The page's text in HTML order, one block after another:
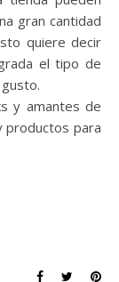
gran cantidad
quiere decir
el tipo de
a tu gusto.
y amantes de
productos para